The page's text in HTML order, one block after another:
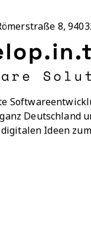
8,
Deutschland
Ideen